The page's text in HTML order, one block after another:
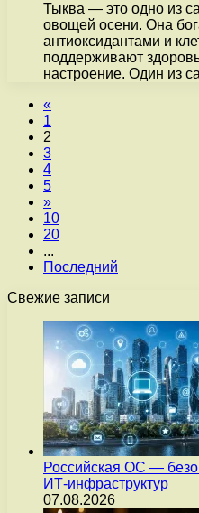
Тыква — это одно из
овощей осени. Она
антиоксидантами и
поддерживают
настроение. Один из
«
1
2
3
4
5
»
10
20
...
Последний
Свежие записи
Российская ОС —
ИТ-инфраструктур
07.08.2026